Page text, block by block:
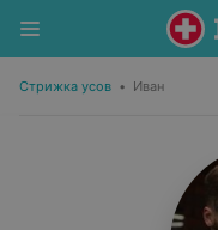
Стрижка усов • Иван